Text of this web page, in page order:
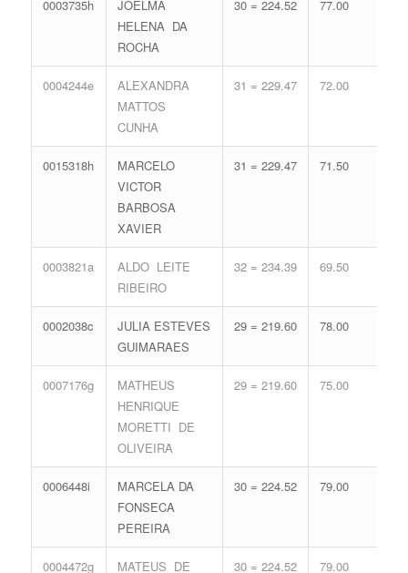
0003735h
JOELMA
HELENA DA
ROCHA
30 = 224.52 77.00
0004244e
ALEXANDRA
MATTOS
CUNHA
31 = 229.47 72.00
0015318h
MARCELO
VICTOR
BARBOSA
XAVIER
31 = 229.47 71.50
0003821a
ALDO LEITE
RIBEIRO
32 = 234.39 69.50
0002038c
JULIA ESTEVES
GUIMARAES
29 = 219.60 78.00
0007176g
MATHEUS
HENRIQUE
MORETTI DE
OLIVEIRA
29 = 219.60 75.00
0006448i
MARCELA DA
FONSECA
PEREIRA
30 = 224.52 79.00
0004472g
MATEUS DE
30 = 224.52 79.00